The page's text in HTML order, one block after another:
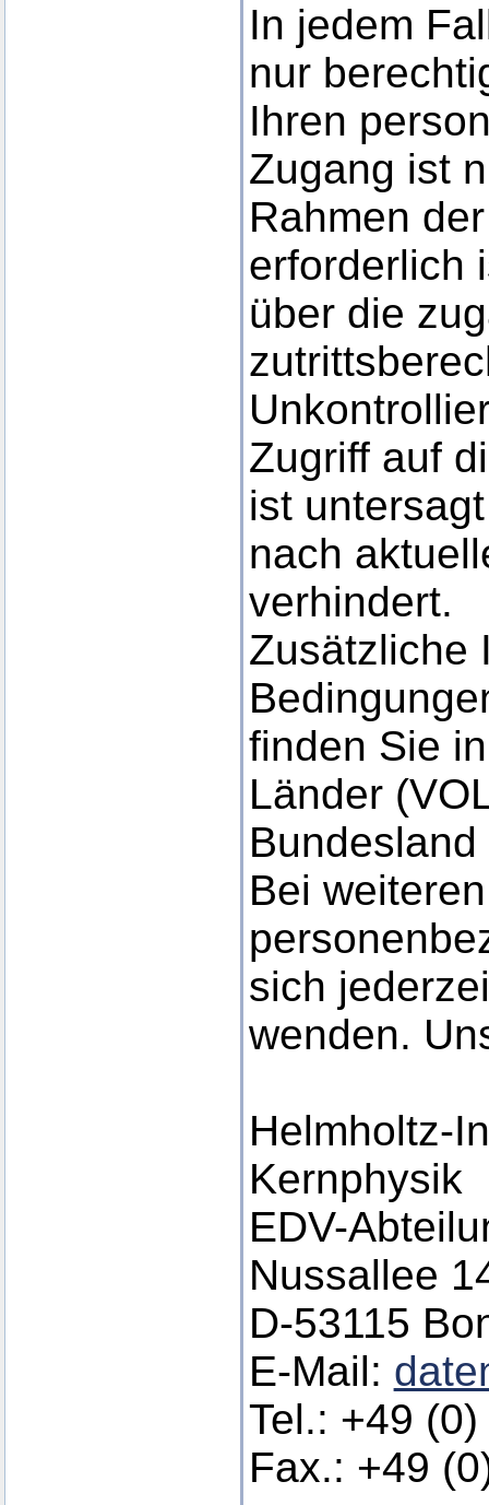
In jedem
nur
Ihren
Zugang ist
Rahmen
erforderlich
über die
Zugriff auf
ist
nach
verhindert.
Zusätzliche
finden Sie
Länder
Bei
sich
wenden.
Helmholtz-
Kernphysik
EDV-
Nussallee
D-53115
E-Mail:
Tel.: +49
Fax.: +49